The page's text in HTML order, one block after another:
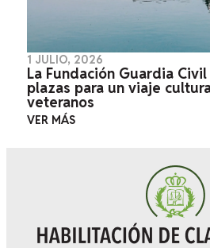
1 JULIO, 2026
La Fundación Guardia
plazas para un viaje
veteranos
VER MÁS